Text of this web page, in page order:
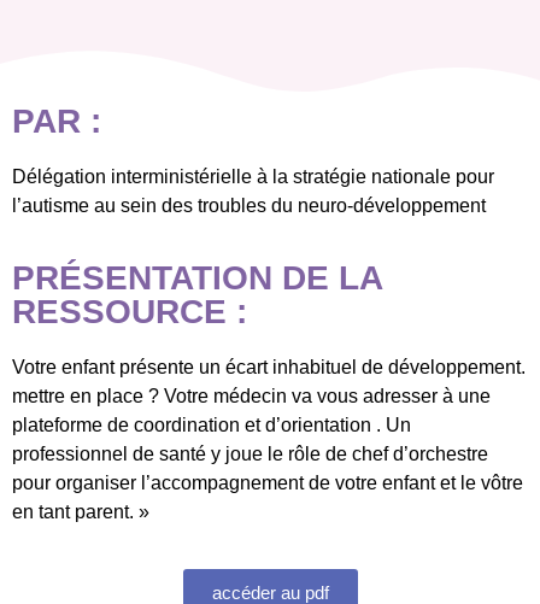
PAR :
Délégation interministérielle à la stratégie nationale pour
l’autisme au sein des troubles du neuro-développement
PRÉSENTATION DE LA
RESSOURCE :
Votre enfant présente un écart inhabituel de développement.
mettre en place ? Votre médecin va vous adresser à une
plateforme de coordination et d’orientation . Un
professionnel de santé y joue le rôle de chef d’orchestre
pour organiser l’accompagnement de votre enfant et le vôtre
en tant parent. »
accéder au pdf